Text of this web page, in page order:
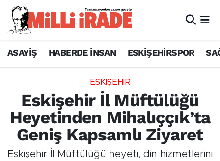
ASAYİŞ HABERDE İNSAN ESKİŞEHİRSPOR
ESKİŞEHİR
Eskişehir İl Müftülüğü
Heyetinden Mihalıççık’ta
Geniş Kapsamlı Ziyaret
Eskişehir İl Müftülüğü heyeti, din hizmetlerini